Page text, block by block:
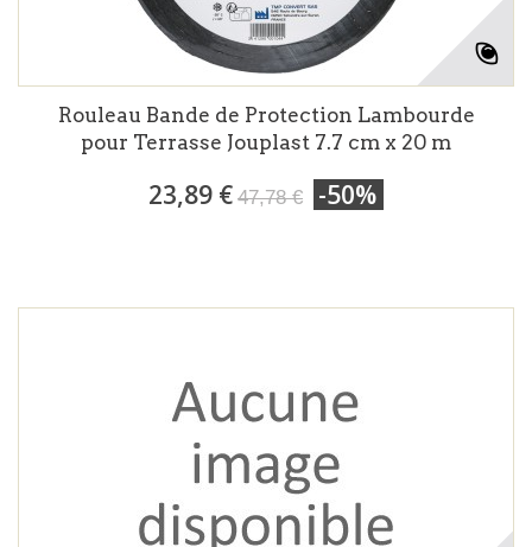
Rouleau Bande de Protection Lambourde
pour Terrasse Jouplast 7.7 cm x 20 m
23,89 € 47,78 € -50%